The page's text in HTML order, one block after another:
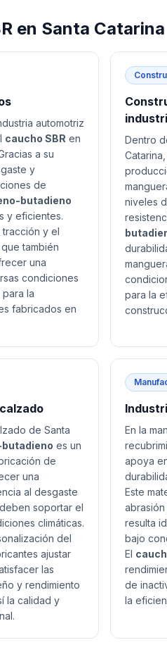
en Santa Catarina
automotriz
caucho SBR en
a su
y
de
butadieno
y eficientes.
tracción y el
también
una
condiciones
la
fabricados en
Dentro
niveles
para la
de Santa
es un
de
una
al desgaste
soportar el
climáticas.
del
ajustar
las
y rendimiento
la calidad y
En la
apoya
Este
resulta
bajo
El
de
la